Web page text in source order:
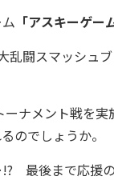
「アスキーゲー
闘スマッシュ
ナメント戦を
のでしょうか。
最後まで応援の